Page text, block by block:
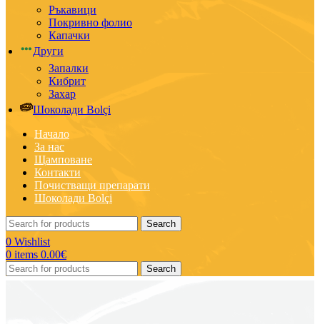
Ръкавици
Покривно фолио
Капачки
Други
Запалки
Кибрит
Захар
Шоколади Bolçi
Начало
За нас
Щамповане
Контакти
Почистващи препарати
Шоколади Bolçi
Search
0 Wishlist
0 items 0.00€
Search